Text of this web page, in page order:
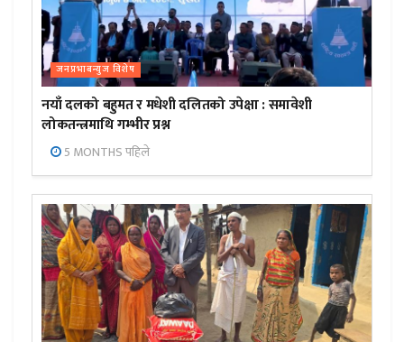
जनप्रभाबन्युज विशेष
नयाँ दलको बहुमत र मधेशी दलितको उपेक्षा : समावेशी
लोकतन्त्रमाथि गम्भीर प्रश्न
5 MONTHS पहिले